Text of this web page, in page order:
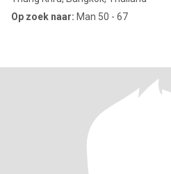
Op zoek naar: Man 50 - 67